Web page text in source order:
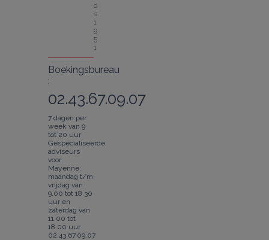
d
s
1
9
5
1
Boekingsbureau
:
02.43.67.09.07
7 dagen per
week van 9
tot 20 uur
Gespecialiseerde
adviseurs
voor
Mayenne:
maandag t/m
vrijdag van
9.00 tot 18.30
uur en
zaterdag van
11.00 tot
18.00 uur
02.43.67.09.07